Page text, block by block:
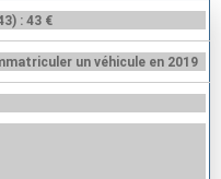
: 43 €
un véhicule en 2019